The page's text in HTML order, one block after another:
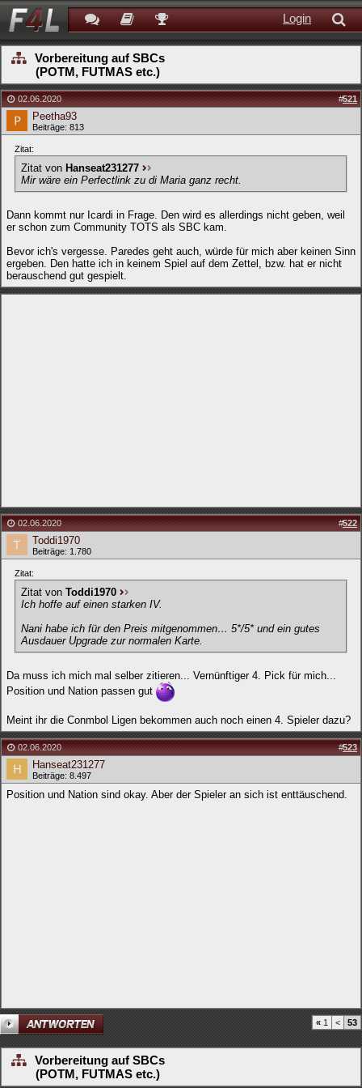
Login
Vorbereitung auf SBCs
(POTM, FUTMAS etc.)
02.06.2020 #521
Peetha93
Beiträge: 813
Zitat:
Zitat von Hanseat231277
Mir wäre ein Perfectlink zu di Maria ganz recht.
Dann kommt nur Icardi in Frage. Den wird es allerdings nicht geben, weil
er schon zum Community TOTS als SBC kam.
Bevor ich's vergesse. Paredes geht auch, würde für mich aber keinen Sinn
ergeben. Den hatte ich in keinem Spiel auf dem Zettel, bzw. hat er nicht
berauschend gut gespielt.
02.06.2020 #522
Toddi1970
Beiträge: 1.780
Zitat:
Zitat von Toddi1970
Ich hoffe auf einen starken IV.
Nani habe ich für den Preis mitgenommen… 5*/5* und ein gutes
Ausdauer Upgrade zur normalen Karte.
Da muss ich mich mal selber zitieren... Vernünftiger 4. Pick für mich...
Position und Nation passen gut
Meint ihr die Conmbol Ligen bekommen auch noch einen 4. Spieler dazu?
02.06.2020 #523
Hanseat231277
Beiträge: 8.497
Position und Nation sind okay. Aber der Spieler an sich ist enttäuschend.
« 1 < 53
Vorbereitung auf SBCs
(POTM, FUTMAS etc.)